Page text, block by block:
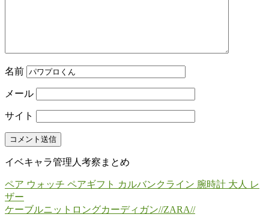
名前
メール
サイト
イベキャラ管理人考察まとめ
ペア ウォッチ ペアギフト カルバンクライン 腕時計 大人 レ
ザー
ケーブルニットロングカーディガン//ZARA//